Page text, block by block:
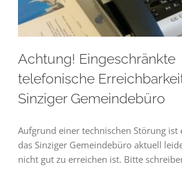
Achtung! Eingeschränkte
telefonische
Sinziger Gemeindebüro
Aufgrund einer technischen Störung ist
das Sinziger Gemeindebüro aktuell
nicht gut zu erreichen ist. Bitte